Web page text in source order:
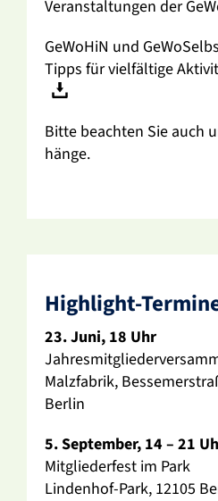
Veran­stal­tungen der
GeWoHiN und
Tipps für viel­fäl­tige
Bitte beachten Sie auch
hänge.
High­light-
23. Juni, 18 Uhr
Malz­fa­brik,
Berlin
5. September, 14 – 21
Mitglie­der­fest im Park
Lindenhof-Park, 12105